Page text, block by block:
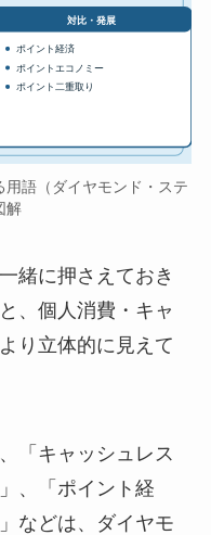
対比・発展
ポイント経済
ポイントエコノミー
ポイント二重取り
語（ダイヤモンド・ステ
解
緒に押さえておき
、個人消費・キャ
り立体的に見えて
「キャッシュレス
、「ポイント経
などは、ダイヤモ